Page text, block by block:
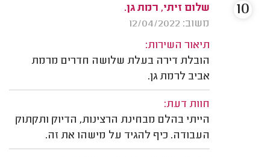
שלום זיתי, רמת גן.
משוב: 12/04/2022
תיאור השירות:
הובלת דירה בעלת שלושה חדרים מרמת
אביב לרמת גן.
חוות דעת:
הייתי בהלם מבחינת הרצינות, הדיוק ותקתוק
העבודה. כיף להגיד על מישהו את זה.
10